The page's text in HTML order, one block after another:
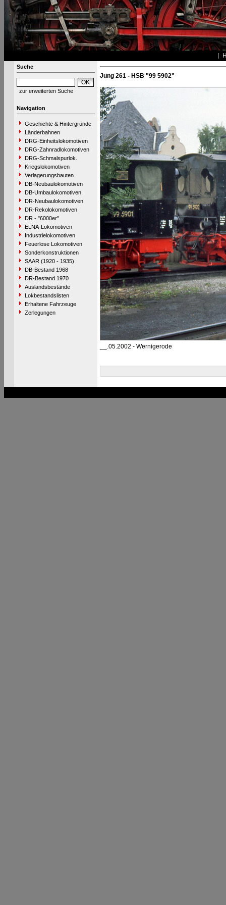
Suche
zur erweiterten Suche
Navigation
Geschichte & Hintergründe
Länderbahnen
DRG-Einheitslokomotiven
DRG-Zahnradlokomotiven
DRG-Schmalspurlok.
Kriegslokomotiven
Verlagerungsbauten
DB-Neubaulokomotiven
DB-Umbaulokomotiven
DR-Neubaulokomotiven
DR-Rekolokomotiven
DR - "6000er"
ELNA-Lokomotiven
Industrielokomotiven
Feuerlose Lokomotiven
Sonderkonstruktionen
SAAR (1920 - 1935)
DB-Bestand 1968
DR-Bestand 1970
Auslandsbestände
Lokbestandslisten
Erhaltene Fahrzeuge
Zerlegungen
Jung 261 - HSB "99 5902"
__.05.2002 - Wernigerode